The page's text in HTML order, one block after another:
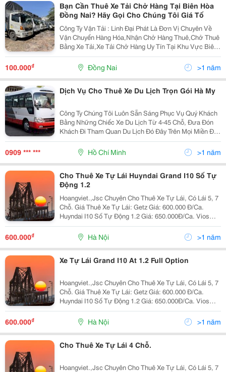
Bạn Cần Thuê Xe Tải Chở Hàng Tại Biên Hòa
Đồng Nai? Hãy Gọi Cho Chúng Tôi Giá Tố
Công Ty Vận Tải : Linh Đại Phát Là Đơn Vị Chuyên Về
Vận Chuyển Hàng Hóa,Nhận Chở Hàng Thuê,Chở Thuê
Bằng Xe Tải,Xe Tải Chở Hàng Uy Tín Tại Khu Vực Biên
Hòa Đồng Nai. Rất Mong Được Tận Tâm Phục Vụ Quý
Khách Hàng Mọi Giờ Trong Ngày,Và Mọi Ngày Trong...
100.000₫ Đồng Nai >1 năm
Dịch Vụ Cho Thuê Xe Du Lịch Trọn Gói Hà My
Công Ty Chúng Tôi Luôn Sẵn Sáng Phục Vụ Quý Khách
Bằng Những Chiếc Xe Du Lịch Từ 4-45 Chỗ, Đưa Đón
Khách Đi Tham Quan Du Lịch Đó Đây Trên Mọi Miền Đất
Nước Việt Nam , Quý Khách Có Nhu Cầu Thuê Xe Hãy
Đến Với Công Ty Chúng Tôi Chúng Tôi Sẽ Làm Hài Lòn
0909 *** *** Hồ Chí Minh >1 năm
Cho Thuê Xe Tự Lái Huyndai Grand I10 Số Tự
Động 1.2
Hoangviet.,Jsc Chuyên Cho Thuê Xe Tự Lái, Có Lái 5, 7
Chỗ. Giá Thuê Xe Tự Lái: Getz Giá: 600.000 Đ/Ca.
Huyndai I10 Số Tự Động 1.2 Giá: 650.000Đ/Ca. Vios
Limo 2010 Giá: 650.000 Đ/Ca. Vios E 2010 Giá: 800.000
Đ/Ca. Innova G 2008
600.000₫ Hà Nội >1 năm
Xe Tự Lái Grand I10 At 1.2 Full Option
Hoangviet.,Jsc Chuyên Cho Thuê Xe Tự Lái, Có Lái 5, 7
Chỗ. Giá Thuê Xe Tự Lái: Getz Giá: 600.000 Đ/Ca.
Huyndai I10 Số Tự Động 1.2 Giá: 650.000Đ/Ca. Vios
Limo 2010 Giá: 650.000 Đ/Ca. Vios E 2010 Giá: 800.000
Đ/Ca. Innova G 2008
600.000₫ Hà Nội >1 năm
Cho Thuê Xe Tự Lái 4 Chỗ.
Hoangviet.,Jsc Chuyên Cho Thuê Xe Tự Lái, Có Lái 5, 7